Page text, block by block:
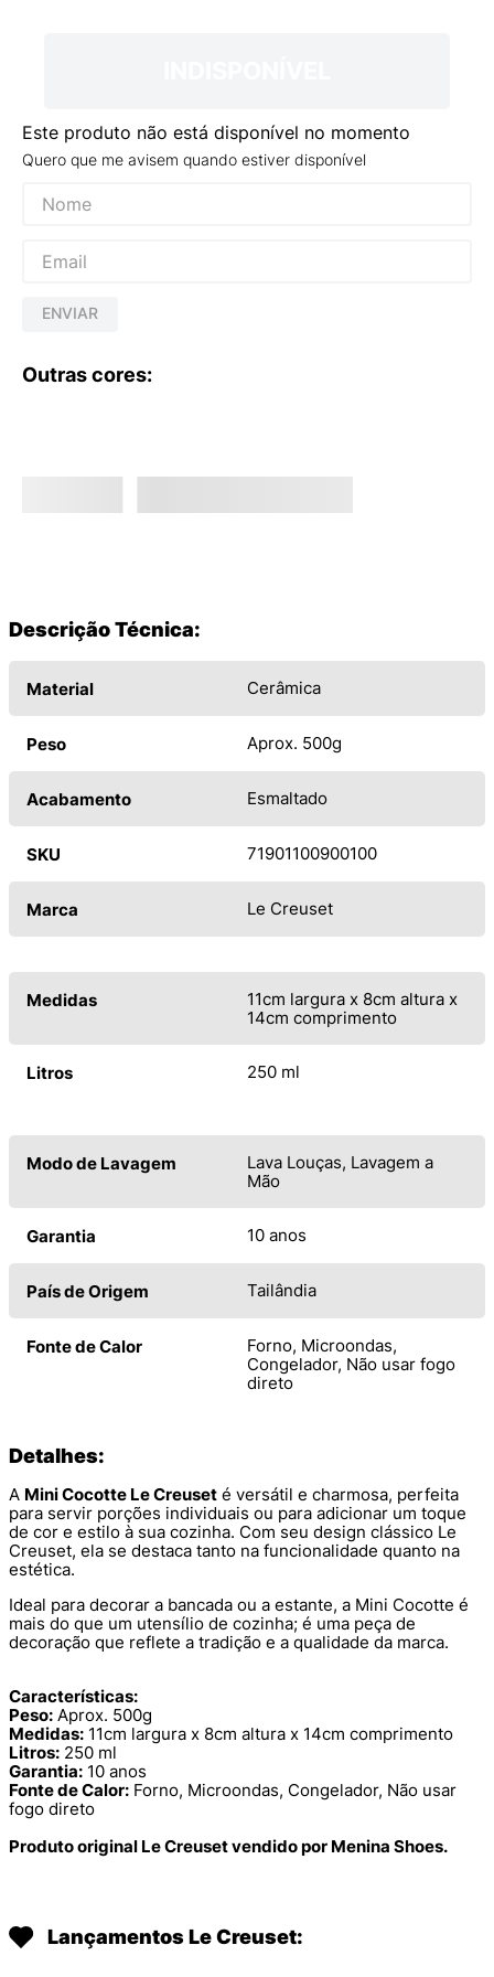
Este produto não está disponível no momento
Quero que me avisem quando estiver disponível
ENVIAR
Outras cores:
Descrição Técnica:
Material Cerâmica
Peso Aprox. 500g
Acabamento Esmaltado
SKU 71901100900100
Marca Le Creuset
Medidas
11cm largura x 8cm altura x
14cm comprimento
Litros 250 ml
Modo de Lavagem
Lava Louças, Lavagem a
Mão
Garantia 10 anos
País de Origem Tailândia
Fonte de Calor
Forno, Microondas,
Congelador, Não usar fogo
direto
Detalhes:
A Mini Cocotte Le Creuset é versátil e charmosa, perfeita
para servir porções individuais ou para adicionar um toque
de cor e estilo à sua cozinha. Com seu design clássico Le
Creuset, ela se destaca tanto na funcionalidade quanto na
estética.
Ideal para decorar a bancada ou a estante, a Mini Cocotte é
mais do que um utensílio de cozinha; é uma peça de
decoração que reflete a tradição e a qualidade da marca.
Características:
Peso: Aprox. 500g
Medidas: 11cm largura x 8cm altura x 14cm comprimento
Litros: 250 ml
Garantia: 10 anos
Fonte de Calor: Forno, Microondas, Congelador, Não usar
fogo direto
Produto original Le Creuset vendido por Menina Shoes.
Lançamentos Le Creuset: